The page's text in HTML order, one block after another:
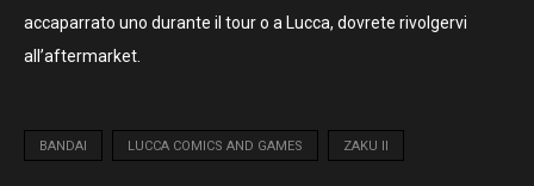
accaparrato uno durante il tour o a Lucca, dovrete rivolgervi
all’aftermarket.
BANDAI LUCCA COMICS AND GAMES ZAKU II